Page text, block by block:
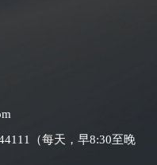
（每天，早8:30至晚